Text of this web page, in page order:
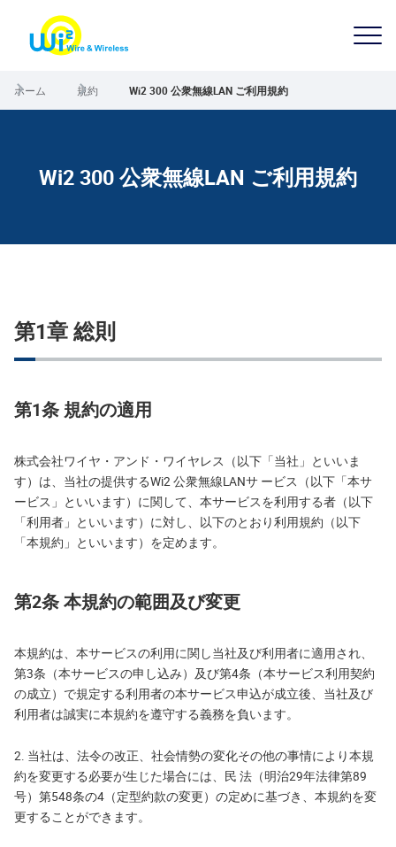
ホーム 規約 Wi2 300 公衆無線LAN ご利用規約
Wi2 300 公衆無線LAN ご利用規約
第1章 総則
第1条 規約の適用
株式会社ワイヤ・アンド・ワイヤレス（以下「当社」といいま
す）は、当社の提供するWi2 公衆無線LANサ ービス（以下「本サ
ービス」といいます）に関して、本サービスを利用する者（以下
「利用者」といいます）に対し、以下のとおり利用規約（以下
「本規約」といいます）を定めます。
第2条 本規約の範囲及び変更
本規約は、本サービスの利用に関し当社及び利用者に適用され、
第3条（本サービスの申し込み）及び第4条（本サービス利用契約
の成立）で規定する利用者の本サービス申込が成立後、当社及び
利用者は誠実に本規約を遵守する義務を負います。
2. 当社は、法令の改正、社会情勢の変化その他の事情により本規
約を変更する必要が生じた場合には、民 法（明治29年法律第89
号）第548条の4（定型約款の変更）の定めに基づき、本規約を変
更することができます。